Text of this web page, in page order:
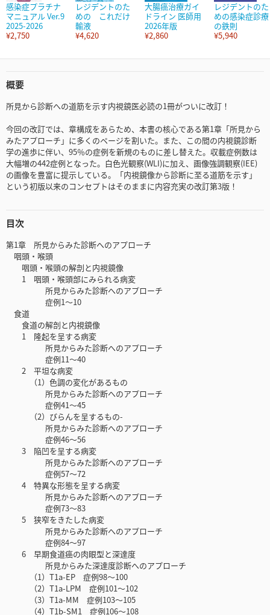
感染症プラチナ
マニュアル Ver.9
2025-2026
¥2,750
レジデントのた
めの これだけ
輸液
¥4,620
大腸癌治療ガイ
ドライン 医師用
2026年版
¥2,860
レジデントのた
めの感染症診療
の鉄則
¥5,940
概要
所見から診断への道筋を示す内視鏡医必読の1冊がついに改訂！
今回の改訂では、章構成をあらため、本書の核心である第1章「所見から
みたアプローチ」に多くのページを割いた。また、この間の内視鏡診断
学の進歩に伴い、95％の症例を新規のものに差し替えた。収載症例数は
大幅増の442症例となった。白色光観察(WLI)に加え、画像強調観察(IEE)
の画像を豊富に提示している。「内視鏡像から診断に至る道筋を示す」
という初版以来のコンセプトはそのままに内容充実の改訂第3版！
目次
第1章 所見からみた診断へのアプローチ
咽頭・喉頭
咽頭・喉頭の解剖と内視鏡像
1 咽頭・喉頭部にみられる病変
所見からみた診断へのアプローチ
症例1～10
食道
食道の解剖と内視鏡像
1 隆起を呈する病変
所見からみた診断へのアプローチ
症例11～40
2 平坦な病変
（1）色調の変化があるもの
所見からみた診断へのアプローチ
症例41～45
（2）びらんを呈するもの-
所見からみた診断へのアプローチ
症例46～56
3 陥凹を呈する病変
所見からみた診断へのアプローチ
症例57～72
4 特異な形態を呈する病変
所見からみた診断へのアプローチ
症例73～83
5 狭窄をきたした病変
所見からみた診断へのアプローチ
症例84～97
6 早期食道癌の肉眼型と深達度
所見からみた深達度診断へのアプローチ
（1）T1a-EP 症例98～100
（2）T1a-LPM 症例101～102
（3）T1a-MM 症例103～105
（4）T1b-SM1 症例106～108